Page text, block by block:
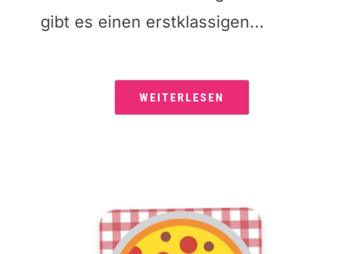
gibt es einen erstklassigen...
WEITERLESEN